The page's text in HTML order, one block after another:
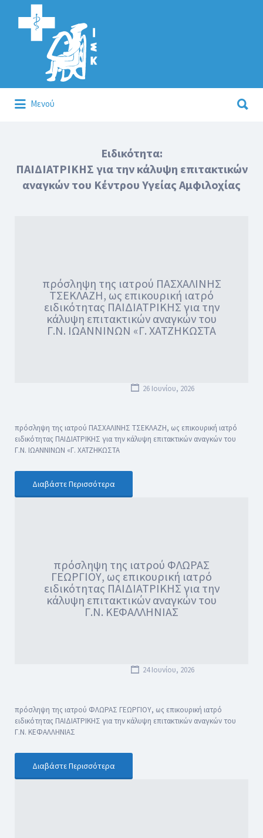
Αναζήτηση
για:
Μενού
για:
Ειδικότητα:
ΠΑΙΔΙΑΤΡΙΚΗΣ για την κάλυψη επιτακτικών
αναγκών του Κέντρου Υγείας Αμφιλοχίας
πρόσληψη της ιατρού ΠΑΣΧΑΛΙΝΗΣ
ΤΣΕΚΛΑΖΗ, ως επικουρική ιατρό
ειδικότητας ΠΑΙΔΙΑΤΡΙΚΗΣ για την
κάλυψη επιτακτικών αναγκών του
Γ.Ν. ΙΩΑΝΝΙΝΩΝ «Γ. ΧΑΤΖΗΚΩΣΤΑ
26 Ιουνίου, 2026
πρόσληψη της ιατρού ΠΑΣΧΑΛΙΝΗΣ ΤΣΕΚΛΑΖΗ, ως επικουρική ιατρό
ειδικότητας ΠΑΙΔΙΑΤΡΙΚΗΣ για την κάλυψη επιτακτικών αναγκών του
Γ.Ν. ΙΩΑΝΝΙΝΩΝ «Γ. ΧΑΤΖΗΚΩΣΤΑ
Διαβάστε Περισσότερα
πρόσληψη της ιατρού ΦΛΩΡΑΣ
ΓΕΩΡΓΙΟΥ, ως επικουρική ιατρό
ειδικότητας ΠΑΙΔΙΑΤΡΙΚΗΣ για την
κάλυψη επιτακτικών αναγκών του
Γ.Ν. ΚΕΦΑΛΛΗΝΙΑΣ
24 Ιουνίου, 2026
πρόσληψη της ιατρού ΦΛΩΡΑΣ ΓΕΩΡΓΙΟΥ, ως επικουρική ιατρό
ειδικότητας ΠΑΙΔΙΑΤΡΙΚΗΣ για την κάλυψη επιτακτικών αναγκών του
Γ.Ν. ΚΕΦΑΛΛΗΝΙΑΣ
Διαβάστε Περισσότερα